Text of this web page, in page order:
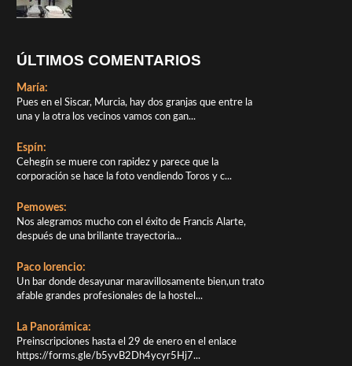
ÚLTIMOS COMENTARIOS
María:
Pues en el Siscar, Murcia, hay dos granjas que entre la
una y la otra los vecinos vamos con gan...
Espín:
Cehegín se muere con rapidez y parece que la
corporación se hace la foto vendiendo Toros y c...
Pemowes:
Nos alegramos mucho con el éxito de Francis Alarte,
después de una brillante trayectoria...
Paco lorencio:
Un bar donde desayunar maravillosamente bien,un trato
afable grandes profesionales de la hostel...
La Panorámica:
Preinscripciones hasta el 29 de enero en el enlace
https://forms.gle/b5yvB2Dh4ycyr5Hj7...